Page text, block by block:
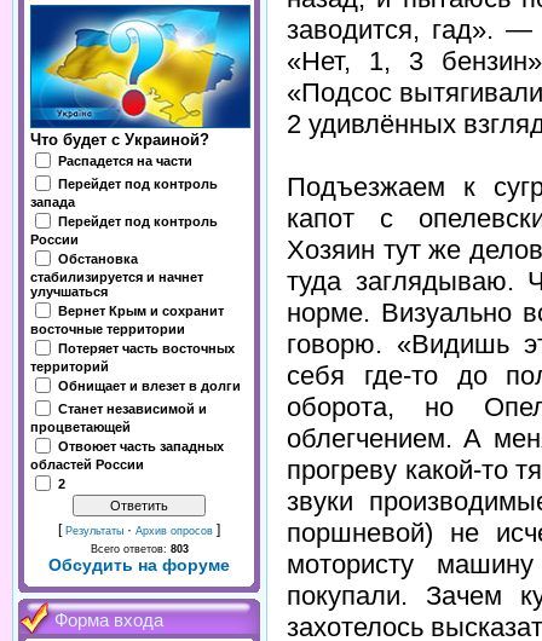
Что будет с Украиной?
Распадется на части
Перейдет под контроль
запада
Перейдет под контроль
России
Обстановка
стабилизируется и начнет
улучшаться
Вернет Крым и сохранит
восточные территории
Потеряет часть восточных
территорий
Обнищает и влезет в долги
Станет независимой и
процветающей
Отвоюет часть западных
областей России
2
[ Результаты · Архив опросов ]
Всего ответов: 803
Обсудить на форуме
Форма входа
заводится, гад».
«Нет, 1, 3
«Подсос
2 удивлённых
Подъезжаем к
капот с
Хозяин тут же
туда заглядываю.
норме. Визуально
говорю. «Видишь
себя где-то до
оборота, но
облегчением. А
прогреву какой-то
звуки
поршневой) не
мотористу
покупали. Зачем
захотелось